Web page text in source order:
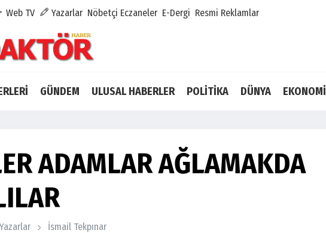
Web TV Yazarlar Nöbetçi Eczaneler E-Dergi Resmi Reklamlar
GÜNDEM ULUSAL HABERLER POLİTİKA DÜNYA EKONOMİ
ADAMLAR AĞLAMAKDA
Yazarlar İsmail Tekpınar